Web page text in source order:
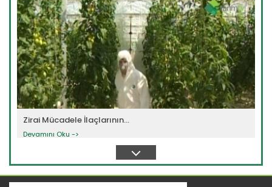
Zirai Mücadele İlaçlarının...
Devamını Oku ->